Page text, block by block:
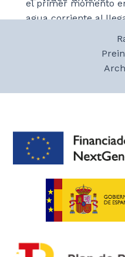
el primer momento
agua corriente al
era un recurso
de tener que ir al
lo que mantiene un